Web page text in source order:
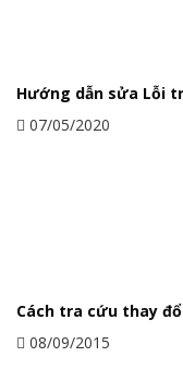
Hướng dẫn sửa Lỗi
07/05/2020
Cách tra cứu thay
08/09/2015